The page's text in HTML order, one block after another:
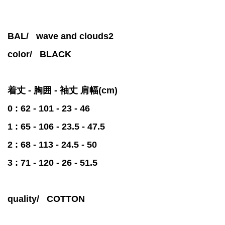
BAL/ wave and clouds2
color/ BLACK
着丈 - 胸囲 - 袖丈 肩幅(cm)
0 : 62 - 101 - 23 - 46
1 : 65 - 106 - 23.5 - 47.5
2 : 68 - 113 - 24.5 - 50
3 : 71 - 120 - 26 - 51.5
quality/ COTTON